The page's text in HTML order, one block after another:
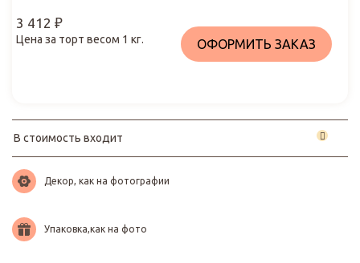
3 412 ₽
Цена за торт весом 1 кг. ОФОРМИТЬ ЗАКАЗ
В стоимость входит
Декор, как на фотографии
Упаковка,как на фото